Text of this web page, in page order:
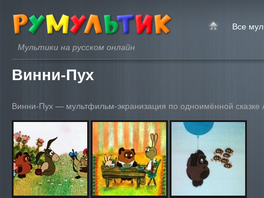
Мультики на русском онлайн
Все
Винни-Пух
Винни-Пух — мультфильм-экранизация по одноимённой